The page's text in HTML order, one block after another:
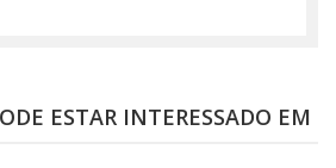
ESTAR INTERESSADO EM